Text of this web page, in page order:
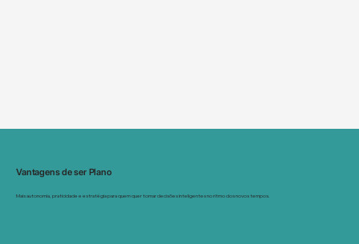
Vantagens de ser Plano
Mais autonomia, praticidade e estratégia para quem quer tomar decisões inteligentes no ritmo dos novos tempos.